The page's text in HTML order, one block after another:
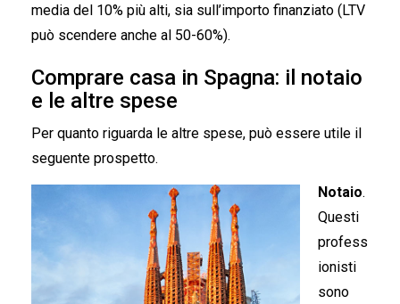
media del 10% più alti, sia sull’importo finanziato (LTV
può scendere anche al 50-60%).
Comprare casa in Spagna: il notaio
e le altre spese
Per quanto riguarda le altre spese, può essere utile il
seguente prospetto.
Notaio.
Questi
profess
ionisti
sono